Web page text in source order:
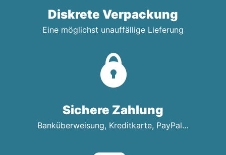
Diskrete Verpackung
Eine möglichst unauffällige Lieferung
Sichere Zahlung
Banküberweisung, Kreditkarte, PayPal…